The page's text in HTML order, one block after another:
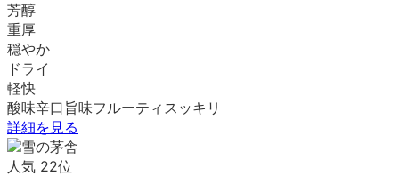
芳醇
重厚
穏やか
ドライ
軽快
酸味辛口 旨味フルーティ スッキリ
詳細を見る
人気 22位